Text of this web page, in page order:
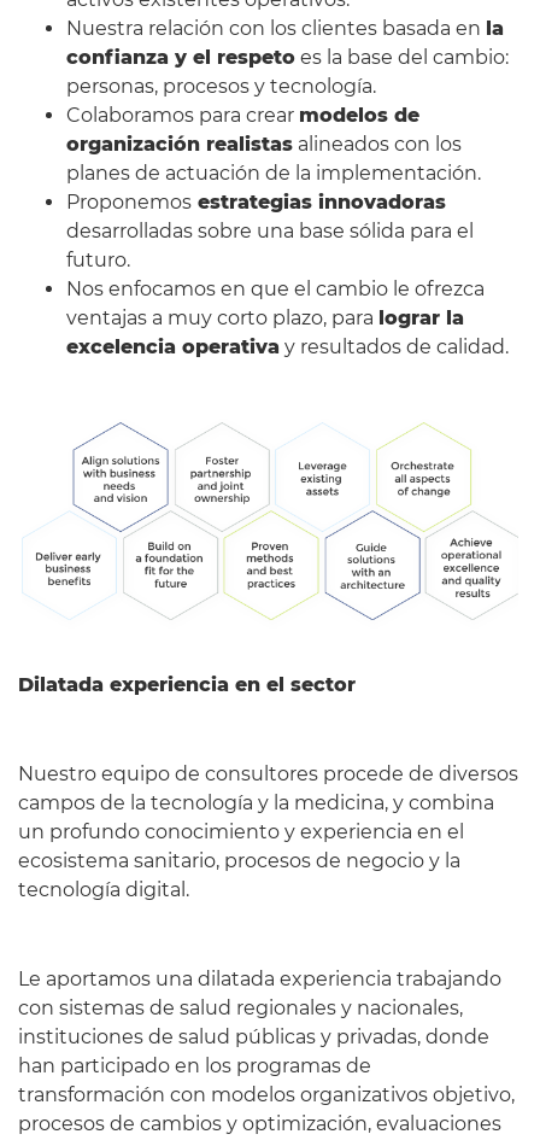
Nuestra relación con los clientes basada en la
confianza y el respeto es la base del cambio:
personas, procesos y tecnología.
Colaboramos para crear modelos de
organización realistas alineados con los
planes de actuación de la implementación.
Proponemos estrategias innovadoras
desarrolladas sobre una base sólida para el
futuro.
Nos enfocamos en que el cambio le ofrezca
ventajas a muy corto plazo, para lograr la
excelencia operativa y resultados de calidad.
Dilatada experiencia en el sector
Nuestro equipo de consultores procede de diversos
campos de la tecnología y la medicina, y combina
un profundo conocimiento y experiencia en el
ecosistema sanitario, procesos de negocio y la
tecnología digital.
Le aportamos una dilatada experiencia trabajando
con sistemas de salud regionales y nacionales,
instituciones de salud públicas y privadas, donde
han participado en los programas de
transformación con modelos organizativos objetivo,
procesos de cambios y optimización, evaluaciones